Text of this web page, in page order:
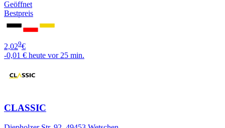
Geöffnet
Bestpreis
2,029€
-0,01 € heute vor 25 min.
CLASSIC